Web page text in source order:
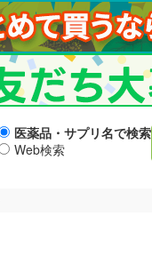
医薬品・サプリ名で検索
Web検索